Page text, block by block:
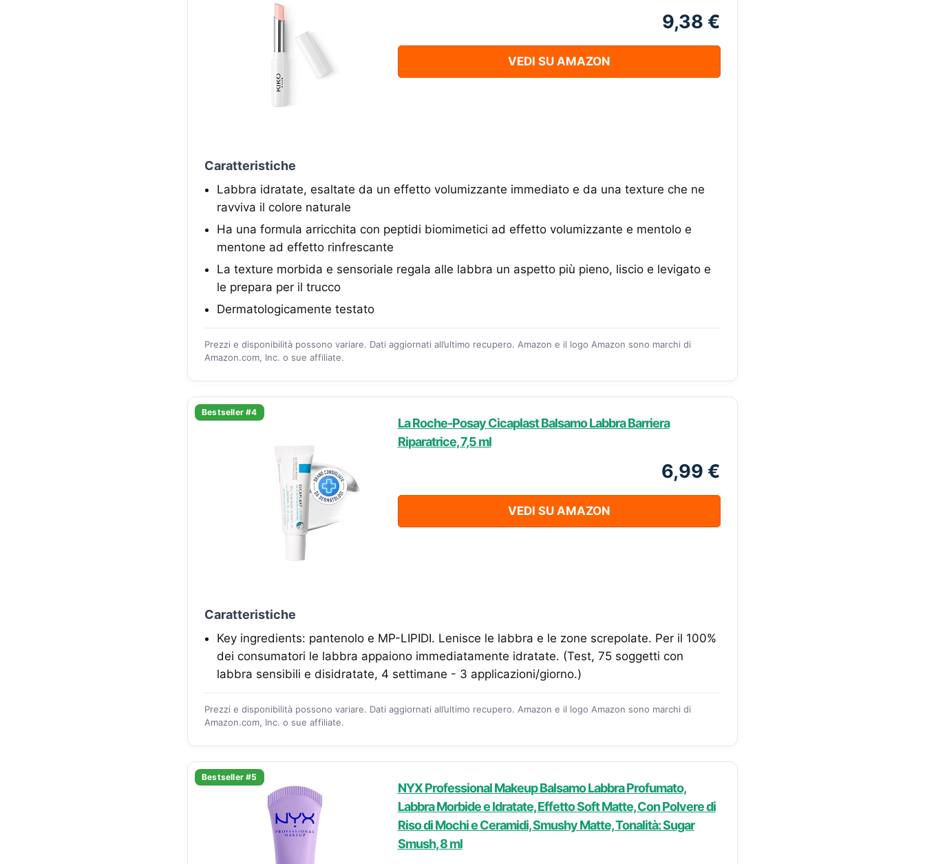
9,38 €
VEDI SU AMAZON
Caratteristiche
Labbra idratate, esaltate da un effetto volumizzante immediato e da una texture che ne
ravviva il colore naturale
Ha una formula arricchita con peptidi biomimetici ad effetto volumizzante e mentolo e
mentone ad effetto rinfrescante
La texture morbida e sensoriale regala alle labbra un aspetto più pieno, liscio e levigato e
le prepara per il trucco
Dermatologicamente testato
Prezzi e disponibilità possono variare. Dati aggiornati all’ultimo recupero. Amazon e il logo Amazon sono marchi di
Amazon.com, Inc. o sue affiliate.
Bestseller #4
La Roche-Posay Cicaplast Balsamo Labbra Barriera
Riparatrice, 7,5 ml
6,99 €
VEDI SU AMAZON
Caratteristiche
Key ingredients: pantenolo e MP-LIPIDI. Lenisce le labbra e le zone screpolate. Per il 100%
dei consumatori le labbra appaiono immediatamente idratate. (Test, 75 soggetti con
labbra sensibili e disidratate, 4 settimane - 3 applicazioni/giorno.)
Prezzi e disponibilità possono variare. Dati aggiornati all’ultimo recupero. Amazon e il logo Amazon sono marchi di
Amazon.com, Inc. o sue affiliate.
Bestseller #5
NYX Professional Makeup Balsamo Labbra Profumato,
Labbra Morbide e Idratate, Effetto Soft Matte, Con Polvere di
Riso di Mochi e Ceramidi, Smushy Matte, Tonalità: Sugar
Smush, 8 ml